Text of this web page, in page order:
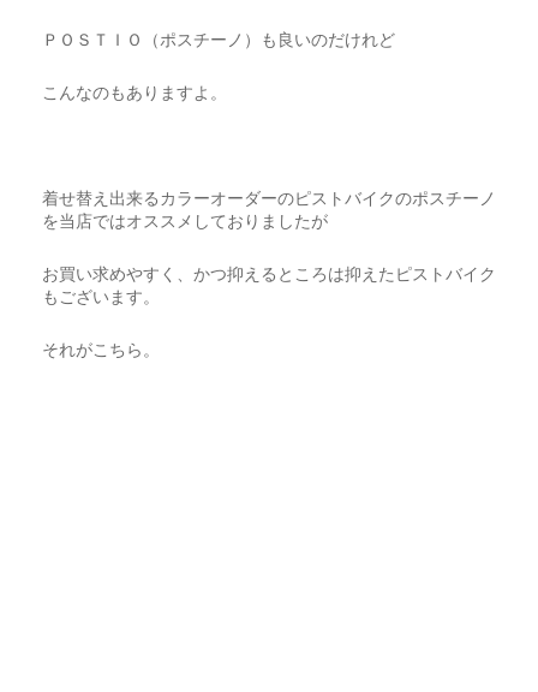
ＰＯＳＴＩＯ（ポスチーノ）も良いのだけれど
こんなのもありますよ。
着せ替え出来るカラーオーダーのピストバイクのポスチーノ
を当店ではオススメしておりましたが
お買い求めやすく、かつ抑えるところは抑えたピストバイク
もございます。
それがこちら。